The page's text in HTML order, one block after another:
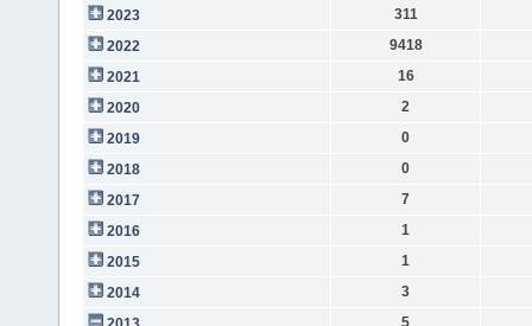
2023
311
2022
9418
2021
16
2020
2
2019
0
2018
0
2017
7
2016
1
2015
1
2014
3
5